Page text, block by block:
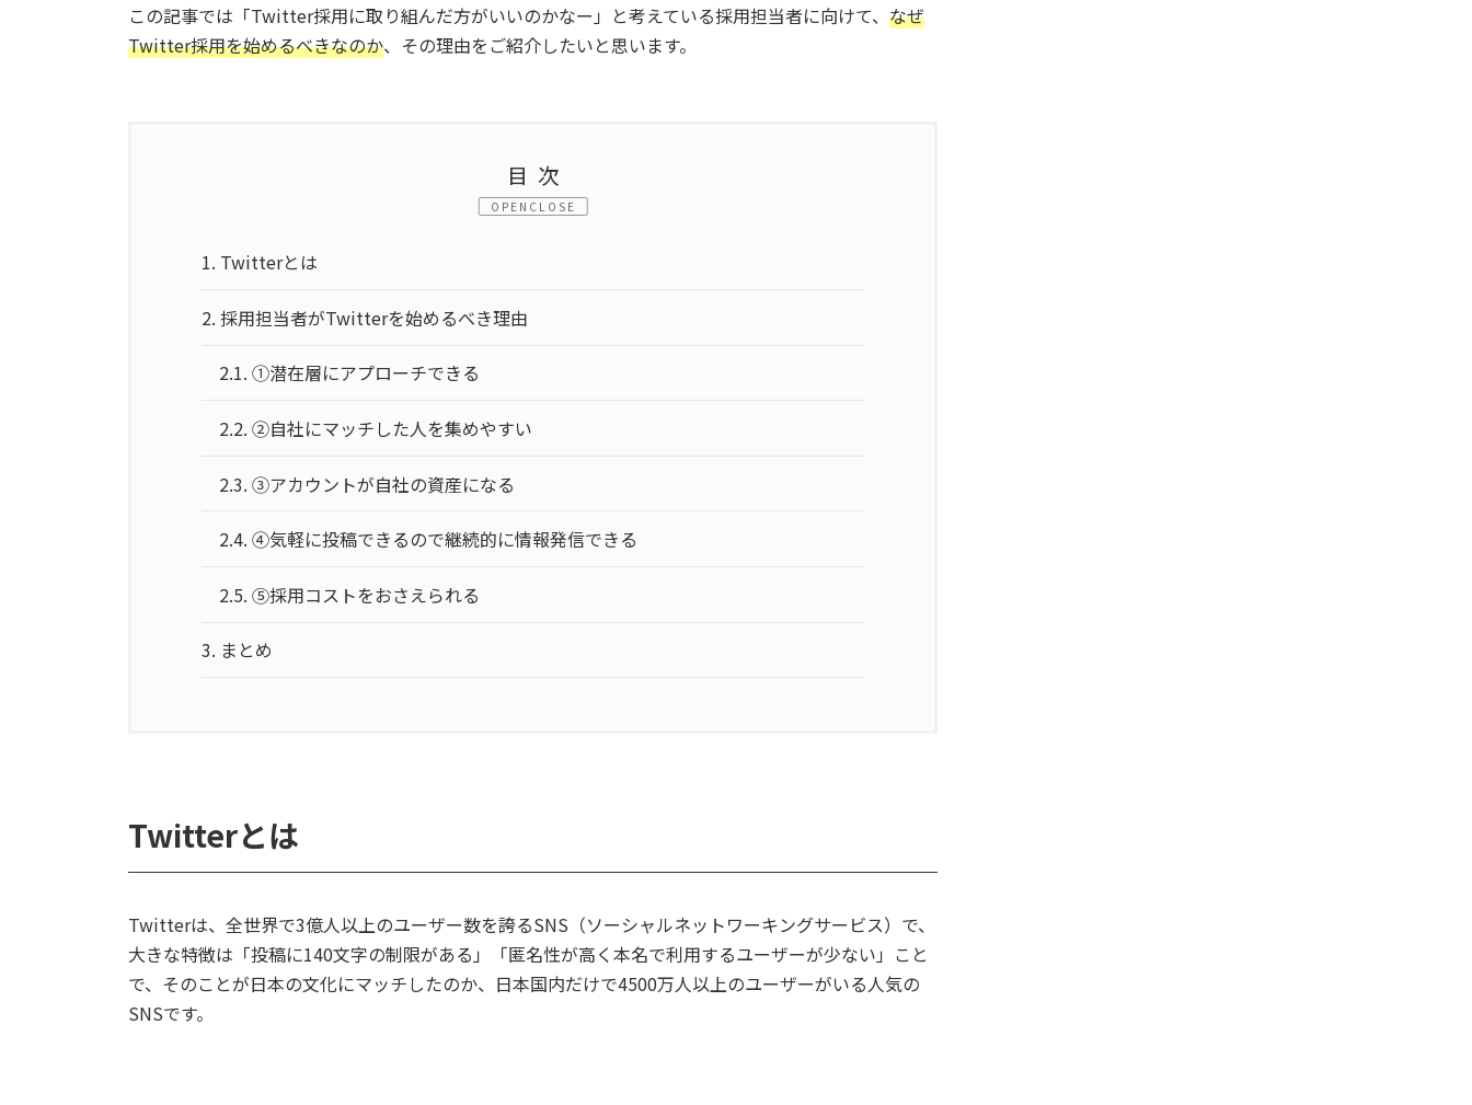
この記事では「Twitter採用に取り組んだ方がいいのかなー」と考えている採用担当者に向けて、 なぜ
Twitter採用を始めるべきなのか、その理由をご紹介したいと思います。
目次
CLOSE
1. Twitterとは
2. 採用担当者がTwitterを始めるべき理由
2.1. ①潜在層にアプローチできる
2.2. ②自社にマッチした人を集めやすい
2.3. ③アカウントが自社の資産になる
2.4. ④気軽に投稿できるので継続的に情報発信できる
2.5. ⑤採用コストをおさえられる
3. まとめ
Twitterとは
Twitterは、全世界で3億人以上のユーザー数を誇るSNS（ソーシャルネットワーキングサービス）で、
大きな特徴は「投稿に140文字の制限がある」「匿名性が高く本名で利用するユーザーが少ない」こと
で、そのことが日本の文化にマッチしたのか、日本国内だけで4500万人以上のユーザーがいる人気の
SNSです。